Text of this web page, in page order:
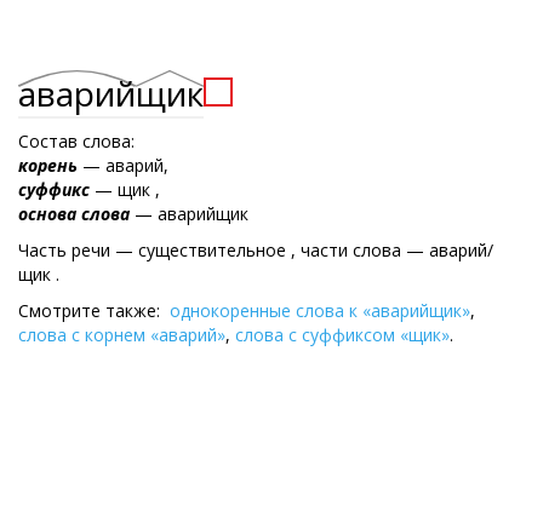
аварийщик
Состав слова:
корень — аварий,
суффикс — щик ,
основа слова — аварийщик
Часть речи — существительное , части слова — аварий/
щик .
Смотрите также: однокоренные слова к «аварийщик»,
слова с корнем «аварий», слова с суффиксом «щик».